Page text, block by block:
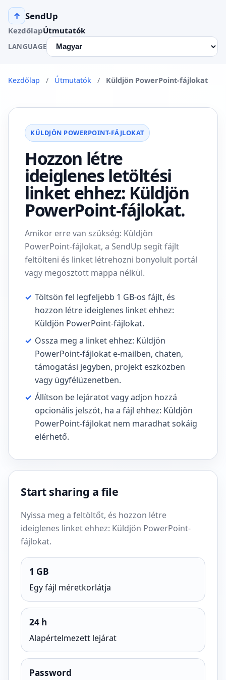
↑ SendUp
KezdőlapÚtmutatók
LANGUAGE
Kezdőlap / Útmutatók / Küldjön PowerPoint-fájlokat
KÜLDJÖN POWERPOINT-FÁJLOKAT
Hozzon létre
ideiglenes letöltési
linket ehhez: Küldjön
PowerPoint-fájlokat.
Amikor erre van szükség: Küldjön
PowerPoint-fájlokat, a SendUp segít fájlt
feltölteni és linket létrehozni bonyolult portál
vagy megosztott mappa nélkül.
✓ Töltsön fel legfeljebb 1 GB-os fájlt, és
hozzon létre ideiglenes linket ehhez:
Küldjön PowerPoint-fájlokat.
✓ Ossza meg a linket ehhez: Küldjön
PowerPoint-fájlokat e-mailben, chaten,
támogatási jegyben, projekt eszközben
vagy ügyfélüzenetben.
✓ Állítson be lejáratot vagy adjon hozzá
opcionális jelszót, ha a fájl ehhez: Küldjön
PowerPoint-fájlokat nem maradhat sokáig
elérhető.
Start sharing a file
Nyissa meg a feltöltőt, és hozzon létre
ideiglenes linket ehhez: Küldjön PowerPoint-
fájlokat.
1 GB
Egy fájl méretkorlátja
24 h
Alapértelmezett lejárat
Password